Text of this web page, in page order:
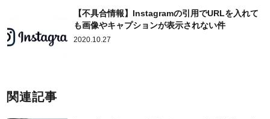
【不具合情報】Instagramの引用でURLを入れて
も画像やキャプションが表示されない件
2020.10.27
関連記事